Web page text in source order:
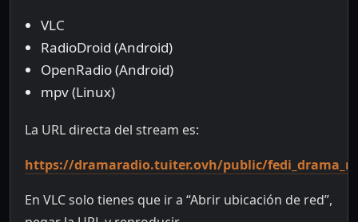
VLC
RadioDroid (Android)
OpenRadio (Android)
mpv (Linux)
La URL directa del stream es:
https://dramaradio.tuiter.ovh/public/
En VLC solo tienes que ir a “Abrir ubicación de red”,